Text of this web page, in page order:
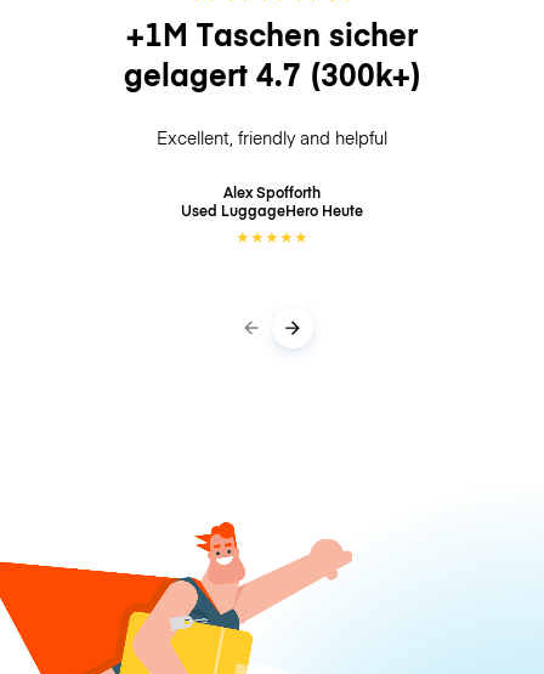
+1M Taschen sicher
gelagert 4.7 (300k+)
Excellent, friendly and helpful
Alex Spofforth
Used LuggageHero Heute
★★★★★